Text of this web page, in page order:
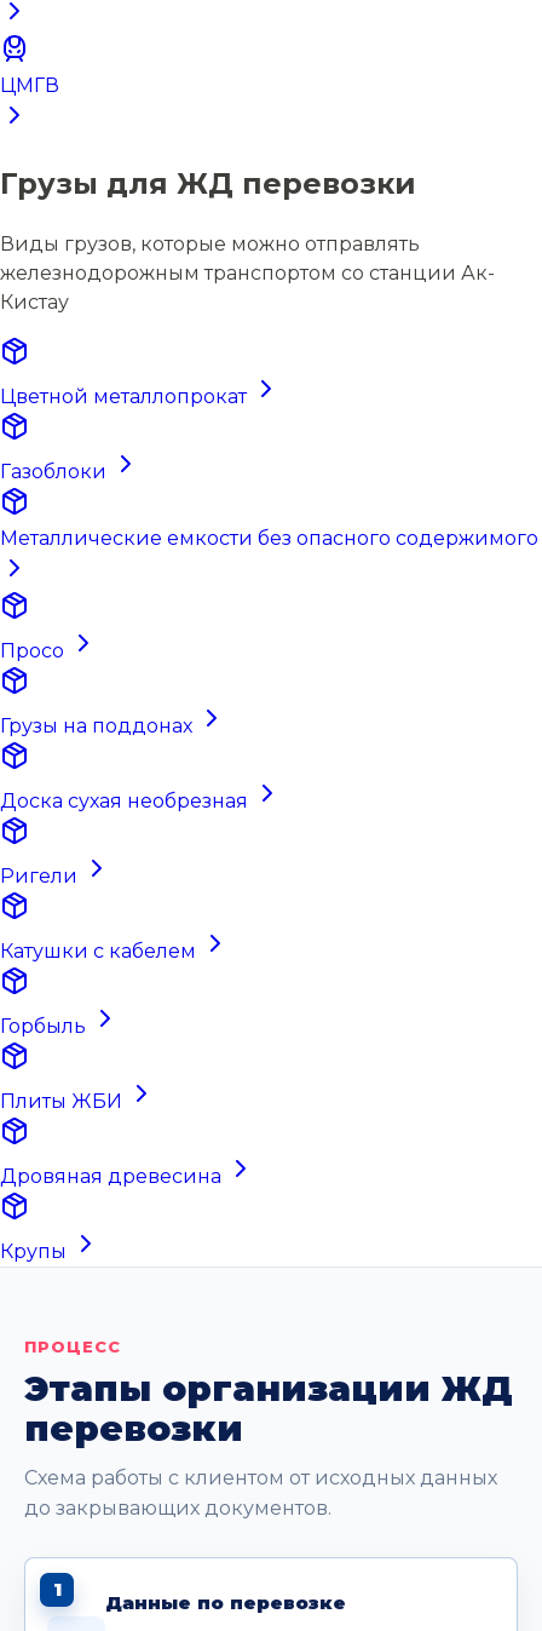
ЦМГВ
Грузы для ЖД перевозки
Виды грузов, которые можно отправлять
железнодорожным транспортом со станции Ак-
Кистау
Цветной металлопрокат
Газоблоки
Металлические емкости без опасного содержимого
Просо
Грузы на поддонах
Доска сухая необрезная
Ригели
Катушки с кабелем
Горбыль
Плиты ЖБИ
Дровяная древесина
Крупы
ПРОЦЕСС
Этапы организации ЖД
перевозки
Схема работы с клиентом от исходных данных
до закрывающих документов.
1
Данные по перевозке